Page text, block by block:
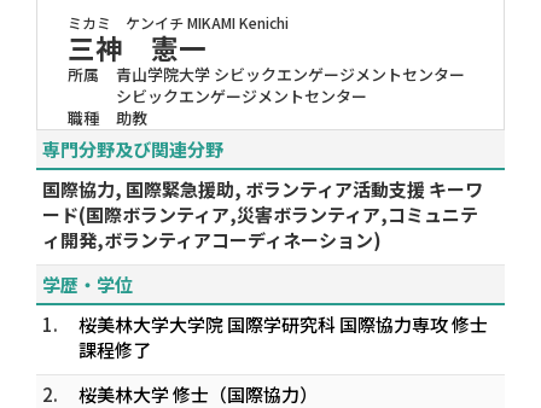
ミカミ ケンイチMIKAMI Kenichi
三神 憲一
所属
青山学院大学 シビックエンゲージメントセンター
シビックエンゲージメントセンター
職種
助教
専門分野及び関連分野
国際協力, 国際緊急援助, ボランティア活動支援 キーワ
ード(国際ボランティア,災害ボランティア,コミュニテ
ィ開発,ボランティアコーディネーション)
学歴・学位
1.
桜美林大学大学院 国際学研究科 国際協力専攻 修士
課程修了
2.
桜美林大学 修士（国際協力）